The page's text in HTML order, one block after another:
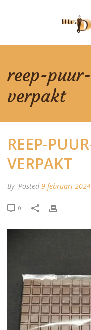
reep-
verpakt
REEP-
VERPAKT
By Posted 9 februari 2024
0